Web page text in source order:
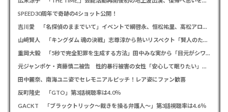
SPEED30周年で奇跡の4ショット公開！
吉川愛 「名探偵のままでいて」イベントで綱啓永、恒松祐里、高松アロハと息ピッタリの仲良しトーク
山﨑賢人 「キングダム 魂の決戦」志尊淳から熱いリスペクト「賢人のためだったらみんな頑張る」
重岡大毅 「5秒で完全犯罪を生成する方法」田中みな実から「目元がシワシワ」とダメ出し連発されたことを暴露
元ジャンポケ・斉藤慎二被告 性的暴行被害の女性「安心して眠りたい」「何も恐れず外を歩きたい」
田中麗奈、南海ユニ姿でセレモニアルピッチ！レア姿にファン歓喜
反町隆史 「GTO」第3話視聴率は4.0％
GACKT 「ブラックトリック～裁きを操る弁護人～」第3話視聴率は4.6％